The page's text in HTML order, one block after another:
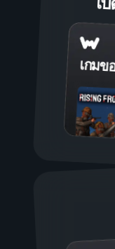
เ
เกมข